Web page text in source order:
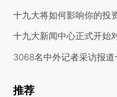
十九大将如何影响你的投
十九大新闻中心正式开始
3068名中外记者采访报道
推荐